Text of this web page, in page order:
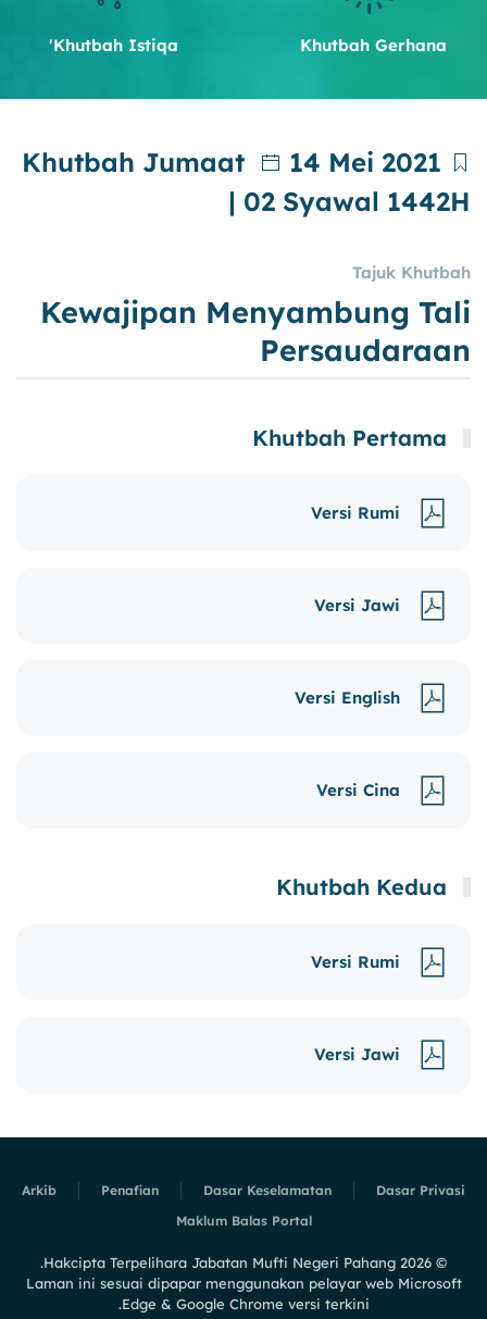
Khutbah Gerhana
Khutbah Istiqa'
Khutbah Jumaat
14 Mei 2021
| 02 Syawal 1442H
Tajuk Khutbah
Kewajipan Menyambung Tali
Persaudaraan
Versi Rumi
Versi Jawi
Versi English
Versi Cina
Versi Rumi
Versi Jawi
Dasar Privasi
Dasar Keselamatan
Penafian
Arkib
Maklum Balas Portal
©
2026
Laman ini sesuai dipapar menggunakan pelayar web Microsoft
Edge & Google Chrome versi terkini.